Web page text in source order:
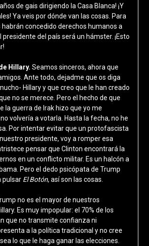
de gais dirigiendo la Casa Blanca! ¡Y
Ya veis por dónde van las cosas. Para
habrán concedido derechos humanos a
presidente del país será un hámster. ¡Esto
Hillary. Seamos sinceros, ahora que
Ante todo, dejadme que os diga
Hillary y que creo que le han creado
no se merece. Pero el hecho de que
la guerra de Irak hizo que yo me
volvería a votarla. Hasta la fecha, no he
Por intentar evitar que un protofascista
presidente, voy a romper esa
pensar que Clinton encontrará la
en un conflicto militar. Es un halcón a
Pero el dedo psicópata de Trump
pulsar El Botón, así son las cosas.
no es el mayor de nuestros
Es muy impopular: el 70% de los
que no transmite confianza ni
a la política tradicional y no cree
lo que le haga ganar las elecciones.